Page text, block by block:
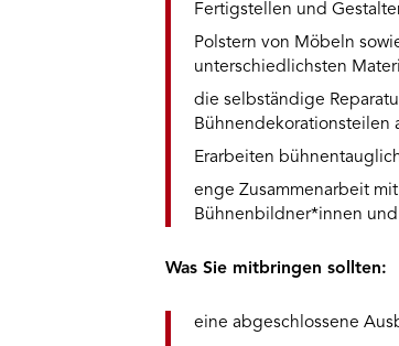
Fertigstellen und
Polstern von Möbeln
unterschiedlichsten
die selbständige
Bühnendekorationsteilen
Erarbeiten
enge Zusammenarbeit
Bühnenbildner*innen
Was Sie mitbringen sollten:
eine abgeschlossene